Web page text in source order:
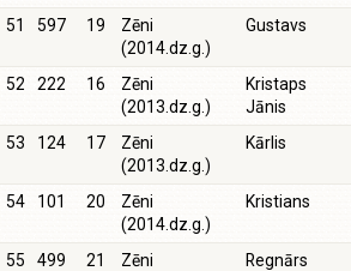
51 597 19
Zēni
(2014.dz.g.)
Gustavs
52 222 16
Zēni
(2013.dz.g.)
Kristaps
Jānis
53 124 17
Zēni
(2013.dz.g.)
Kārlis
54 101 20
Zēni
(2014.dz.g.)
Kristians
55 499 21
Zēni
Regnārs